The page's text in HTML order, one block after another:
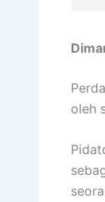
oleh